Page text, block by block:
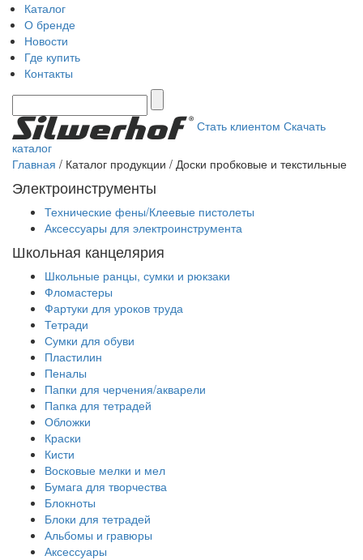
Каталог
О бренде
Новости
Где купить
Контакты
Стать клиентом Скачать
каталог
Главная / Каталог продукции / Доски пробковые и текстильные
Электроинструменты
Технические фены/Клеевые пистолеты
Аксессуары для электроинструмента
Школьная канцелярия
Школьные ранцы, сумки и рюкзаки
Фломастеры
Фартуки для уроков труда
Тетради
Сумки для обуви
Пластилин
Пеналы
Папки для черчения/акварели
Папка для тетрадей
Обложки
Краски
Кисти
Восковые мелки и мел
Бумага для творчества
Блокноты
Блоки для тетрадей
Альбомы и гравюры
Аксессуары